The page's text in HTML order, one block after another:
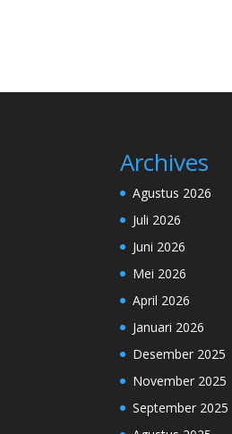
Archives
Agustus 2026
Juli 2026
Juni 2026
Mei 2026
April 2026
Januari 2026
Desember 2025
November 2025
September 2025